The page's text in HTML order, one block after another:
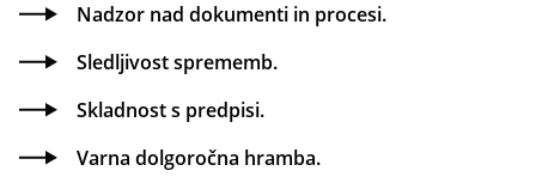
Nadzor nad dokumenti in procesi.
Sledljivost sprememb.
Skladnost s predpisi.
Varna dolgoročna hramba.